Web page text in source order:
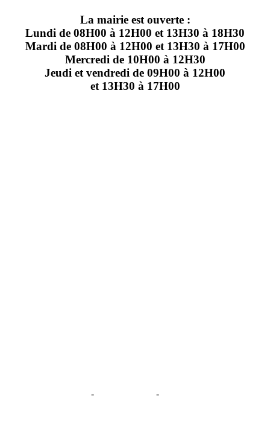
La mairie est ouverte :
Lundi de 08H00 à 12H00 et 13H30 à 18H30
Mardi de 08H00 à 12H00 et 13H30 à 17H00
Mercredi de 10H00 à 12H30
Jeudi et vendredi de 09H00 à 12H00
et 13H30 à 17H00
- -